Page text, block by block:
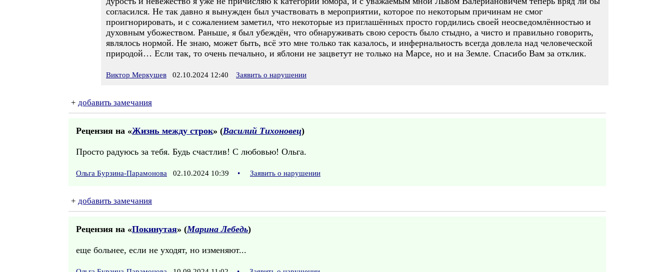
согласился. Не так давно я вынужден был участвовать в мероприятии, которое по некоторым причинам не смог
проигнорировать, и с сожалением заметил, что некоторые из приглашённых просто гордились своей неосведомлённостью и
духовным убожеством. Раньше, я был убеждён, что обнаруживать свою серость было стыдно, а чисто и правильно говорить,
являлось нормой. Не знаю, может быть, всё это мне только так казалось, и инфернальность всегда довлела над человеческой
природой… Если так, то очень печально, и яблони не зацветут не только на Марсе, но и на Земле. Спасибо Вам за отклик.
Виктор Меркушев 02.10.2024 12:40 Заявить о нарушении
+ добавить замечания
Рецензия на «Жизнь между строк» (Василий Тихоновец)
Просто радуюсь за тебя. Будь счастлив! С любовью! Ольга.
Ольга Бурзина-Парамонова 02.10.2024 10:39 • Заявить о нарушении
+ добавить замечания
Рецензия на «Покинутая» (Марина Лебедь)
еще больнее, если не уходят, но изменяют...